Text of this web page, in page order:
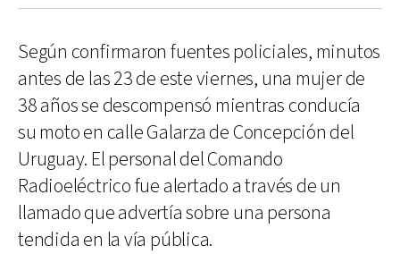
Según confirmaron fuentes policiales, minutos
antes de las 23 de este viernes, una mujer de
38 años se descompensó mientras conducía
su moto en calle Galarza de Concepción del
Uruguay. El personal del Comando
Radioeléctrico fue alertado a través de un
llamado que advertía sobre una persona
tendida en la vía pública.